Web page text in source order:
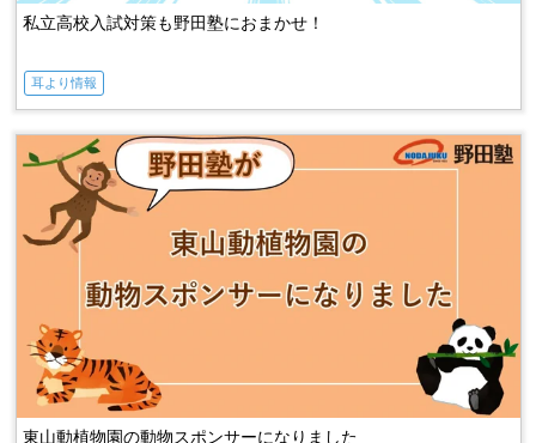
耳より情報
私立高校入試対策も野田塾におまかせ！
東山動植物園の動物スポンサーになりました